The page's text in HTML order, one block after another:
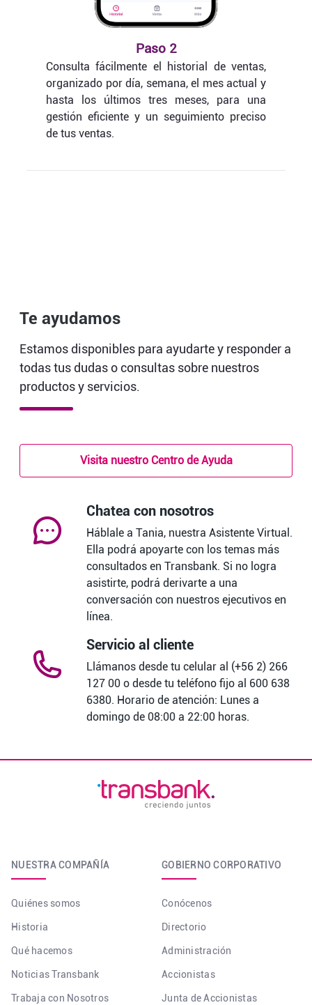
Paso 2
Consulta fácilmente el historial de ventas,
organizado por día, semana, el mes actual y
hasta los últimos tres meses, para una
gestión eficiente y un seguimiento preciso
de tus ventas.
Te ayudamos
Estamos disponibles para ayudarte y responder a
todas tus dudas o consultas sobre nuestros
productos y servicios.
Visita nuestro Centro de Ayuda
Chatea con nosotros
Háblale a Tania, nuestra Asistente Virtual.
Ella podrá apoyarte con los temas más
consultados en Transbank. Si no logra
asistirte, podrá derivarte a una
conversación con nuestros ejecutivos en
línea.
Servicio al cliente
Llámanos desde tu celular al (+56 2) 266
127 00 o desde tu teléfono fijo al 600 638
6380. Horario de atención: Lunes a
domingo de 08:00 a 22:00 horas.
NUESTRA COMPAÑÍA
Quiénes somos
Historia
Qué hacemos
Noticias Transbank
Trabaja con Nosotros
GOBIERNO CORPORATIVO
Conócenos
Directorio
Administración
Accionistas
Junta de Accionistas